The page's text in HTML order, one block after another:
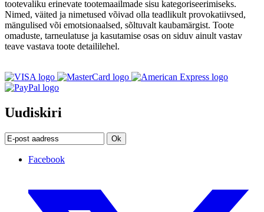
tootevaliku erinevate tootemaailmade sisu kategoriseerimiseks.
Nimed, väited ja nimetused võivad olla teadlikult provokatiivsed,
mängulised või emotsionaalsed, sõltuvalt kaubamärgist. Toote
omaduste, tarneulatuse ja kasutamise osas on siduv ainult vastav
teave vastava toote detaililehel.
Uudiskiri
Ok
Facebook